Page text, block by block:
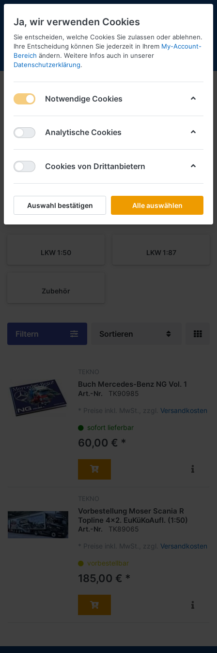
Menü Anmelden Shopaktualisierung
Tekno
1-2 von
Modelle, die zur Zeit nicht am
Lager sind, können wir für Sie
bestellen, solange sie beim
Hersteller noch lieferbar sind.
LKW 1:50 LKW 1:87
Zubehör
Filtern Sortieren
TEKNO
Buch Mercedes-Benz NG Vol. 1
Art.-Nr. TK90985
* Preise inkl. MwSt., zzgl. Versandkosten
sofort lieferbar
60,00 € *
TEKNO
Vorbestellung Moser Scania R
Topline 4x2. EuKüKoAufl. (1:50)
Art.-Nr. TK89065
* Preise inkl. MwSt., zzgl. Versandkosten
vorbestellbar
185,00 € *
Ja, wir verwenden Cookies
Sie entscheiden, welche Cookies Sie zulassen oder ablehnen.
Ihre Entscheidung können Sie jederzeit in Ihrem My-Account-
Bereich ändern. Weitere Infos auch in unserer
Datenschutzerklärung.
Notwendige Cookies
Analytische Cookies
Cookies von Drittanbietern
Auswahl bestätigen Alle auswählen